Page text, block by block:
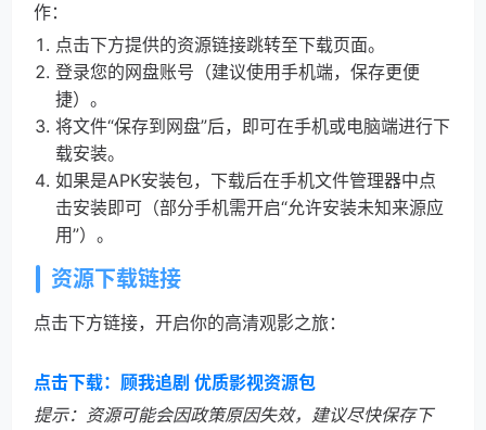
作：
点击下方提供的资源链接跳转至下载页面。
登录您的网盘账号（建议使用手机端，保存更便
捷）。
将文件“保存到网盘”后，即可在手机或电脑端进行下
载安装。
如果是APK安装包，下载后在手机文件管理器中点
击安装即可（部分手机需开启“允许安装未知来源应
用”）。
资源下载链接
点击下方链接，开启你的高清观影之旅：
点击下载：顾我追剧 优质影视资源包
提示：资源可能会因政策原因失效，建议尽快保存下